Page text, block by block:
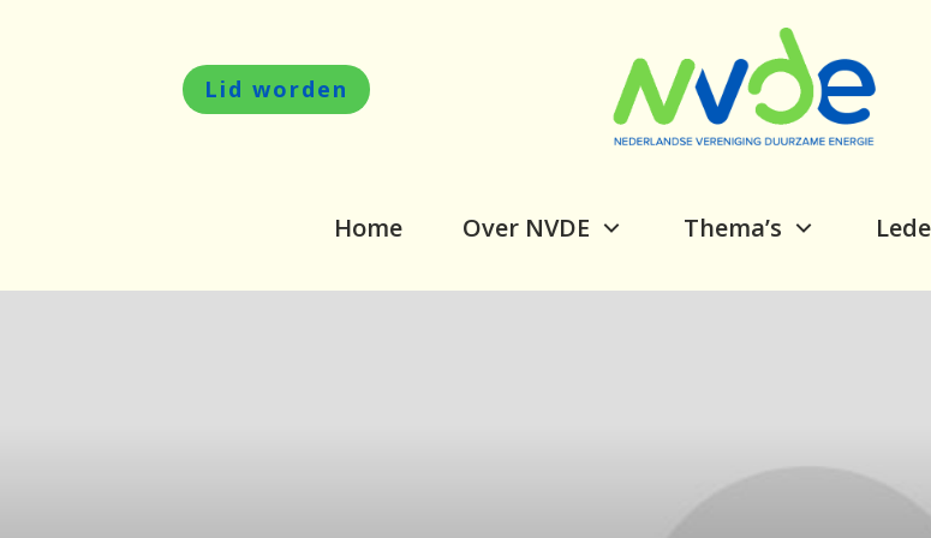
Lid worden
Home Over NVDE Thema’s